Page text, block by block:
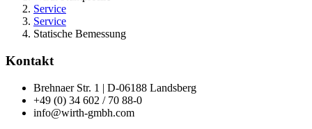
Service
Service
Statische Bemessung
Kontakt
Brehnaer Str. 1 | D-06188 Landsberg
+49 (0) 34 602 / 70 88-0
info@wirth-gmbh.com